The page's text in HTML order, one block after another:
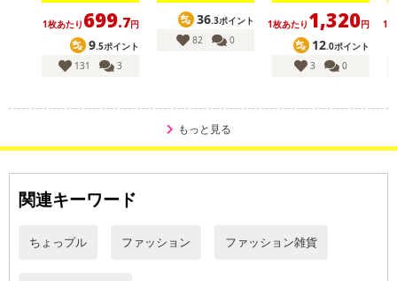
た場合は、キャンセル返金処理を行いかねますのでご了承ください
注意事項
【賞味・消費期限のある商品について】
商品到着時点でのお日持ち期間は、配送日数などにより異なります
のでご了承ください。
【キャンセルについて】
※お申込み後のキャンセルはお受けできません。
にご納得いただきましたうえでお申し込みください。
1枚あたり 699.7円
9.5ポイント
131
3
36.3ポイント
82
0
1枚あたり 1,320円
12.0ポイント
3
0
1
もっと見る
関連キーワード
ちょっプル ファッション ファッション雑貨